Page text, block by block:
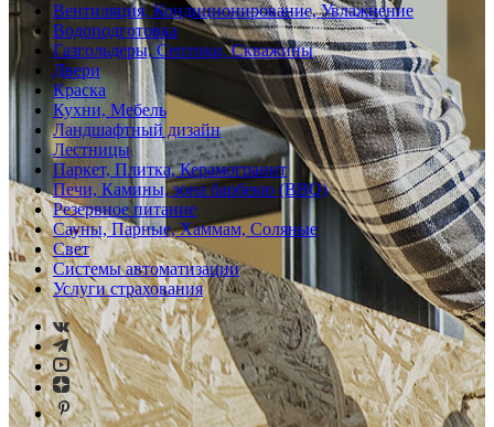
Вентиляция, Кондиционирование, Увлажнение
Водоподготовка
Газгольдеры, Септики, Скважины
Двери
Краска
Кухни, Мебель
Ландшафтный дизайн
Лестницы
Паркет, Плитка, Керамогранит
Печи, Камины, зона барбекю (BBQ)
Резервное питание
Сауны, Парные, Хаммам, Соляные
Свет
Системы автоматизации
Услуги страхования